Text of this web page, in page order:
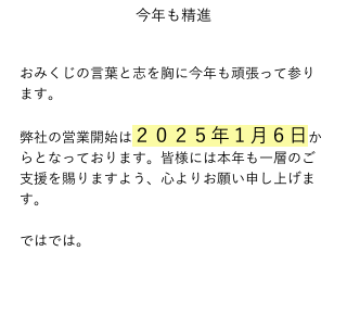
今年も精進
おみくじの言葉と志を胸に今年も頑張って参り
ます。
弊社の営業開始は ２０２５年１月６日 か
らとなっております。皆様には本年も一層のご
支援を賜りますよう、心よりお願い申し上げま
す。
ではでは。